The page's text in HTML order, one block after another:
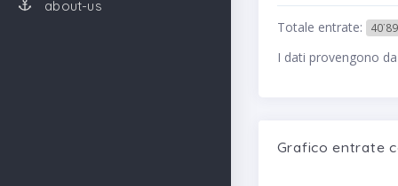
about-us
Totale entrate:
I dati provengono
Grafico entrate